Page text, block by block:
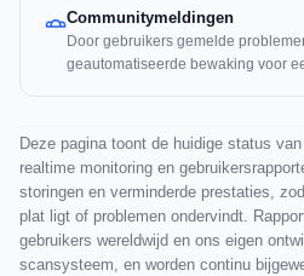
Communitymeldingen
Door gebruikers gemelde
geautomatiseerde bewaking voor
Deze pagina toont de huidige status
realtime monitoring en
storingen en verminderde prestaties,
plat ligt of problemen ondervindt.
gebruikers wereldwijd en ons eigen
scansysteem, en worden continu